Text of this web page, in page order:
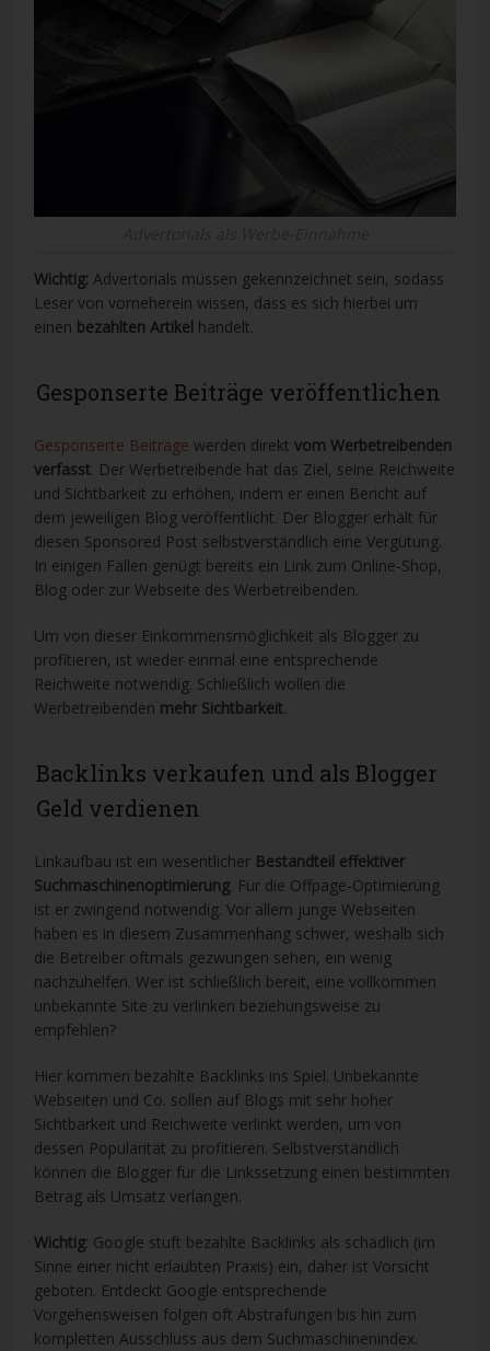
Wichtig: Advertorials müssen gekennzeichnet sein, sodass
Leser von vorneherein wissen, dass es sich hierbei um
einen bezahlten Artikel handelt.
Gesponserte Beiträge veröffentlichen
Gesponserte Beiträge werden direktvom Werbetreibenden
verfasst. Der Werbetreibende hat das Ziel, seine Reichweite
und Sichtbarkeit zu erhöhen, indem er einen Bericht auf
dem jeweiligen Blog veröffentlicht. Der Blogger erhält für
diesen Sponsored Post selbstverständlich eine Vergütung.
In einigen Fällen genügt bereits ein Link zum Online-Shop,
Blog oder zur Webseite des Werbetreibenden.
Um von dieser Einkommensmöglichkeit als Blogger zu
profitieren, ist wieder einmal eine entsprechende
Reichweite notwendig. Schließlich wollen die
Werbetreibenden mehr Sichtbarkeit.
Backlinks verkaufen und als Blogger
Geld verdienen
Linkaufbau ist ein wesentlicher Bestandteil effektiver
Suchmaschinenoptimierung. Für die Offpage-Optimierung
ist er zwingend notwendig. Vor allem junge Webseiten
haben es in diesem Zusammenhang schwer, weshalb sich
die Betreiber oftmals gezwungen sehen, ein wenig
nachzuhelfen. Wer ist schließlich bereit, eine vollkommen
unbekannte Site zu verlinken beziehungsweise zu
empfehlen?
Hier kommen bezahlte Backlinks ins Spiel. Unbekannte
Webseiten und Co. sollen auf Blogs mit sehr hoher
Sichtbarkeit und Reichweite verlinkt werden, um von
dessen Popularität zu profitieren. Selbstverständlich
können die Blogger für die Linkssetzung einen bestimmten
Betrag als Umsatz verlangen.
Wichtig: Google stuft bezahlte Backlinks als schädlich (im
Sinne einer nicht erlaubten Praxis) ein, daher ist Vorsicht
geboten. Entdeckt Google entsprechende
Vorgehensweisen folgen oft Abstrafungen bis hin zum
kompletten Ausschluss aus dem Suchmaschinenindex.